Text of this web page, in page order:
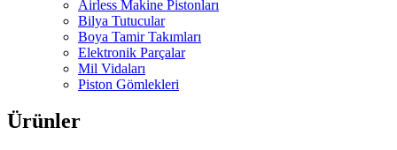
Airless Makine Pistonları
Bilya Tutucular
Boya Tamir Takımları
Elektronik Parçalar
Mil Vidaları
Piston Gömlekleri
Ürünler